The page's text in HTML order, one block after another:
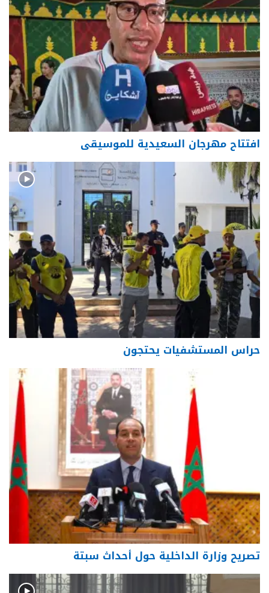
افتتاح مهرجان السعيدية للموسيقى
حراس المستشفيات يحتجون
تصريح وزارة الداخلية حول أحداث سبتة